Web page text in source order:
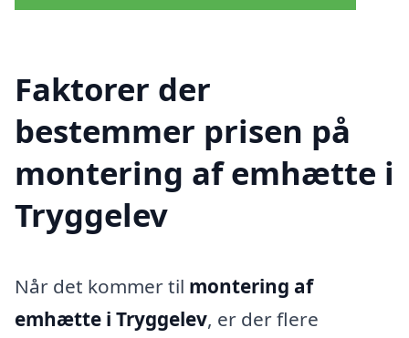
Faktorer der
bestemmer prisen på
montering af emhætte i
Tryggelev
Når det kommer til montering af
emhætte i Tryggelev, er der flere